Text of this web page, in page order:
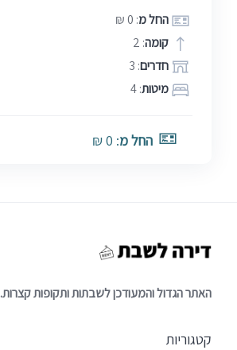
החל מ: 0 ₪
קומה: 2
חדרים: 3
מיטות: 4
החל מ: 0 ₪
האתר הגדול והמעודכן לשבתות ותקופות קצרות.
קטגוריות